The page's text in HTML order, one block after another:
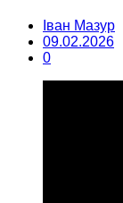
Іван Мазур
09.02.2026
0